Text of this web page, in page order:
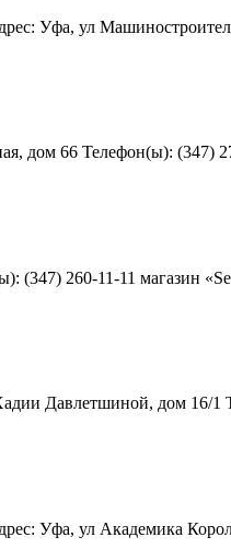
Уфа, ул
дом 66 Телефон(ы): (347)
(347) 260-11-11 магазин
Давлетшиной, дом 16/1
Уфа, ул Академика